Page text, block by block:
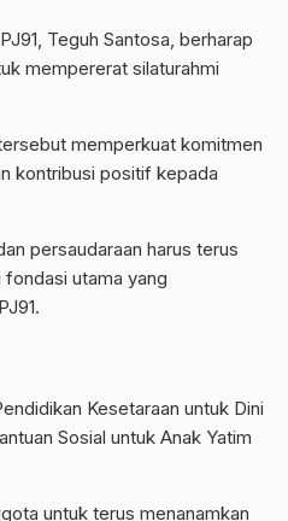
Teguh Santosa, berharap
mempererat silaturahmi
memperkuat komitmen
kontribusi positif kepada
persaudaraan harus terus
utama yang
Kesetaraan untuk Dini
Sosial untuk Anak Yatim
untuk terus menanamkan